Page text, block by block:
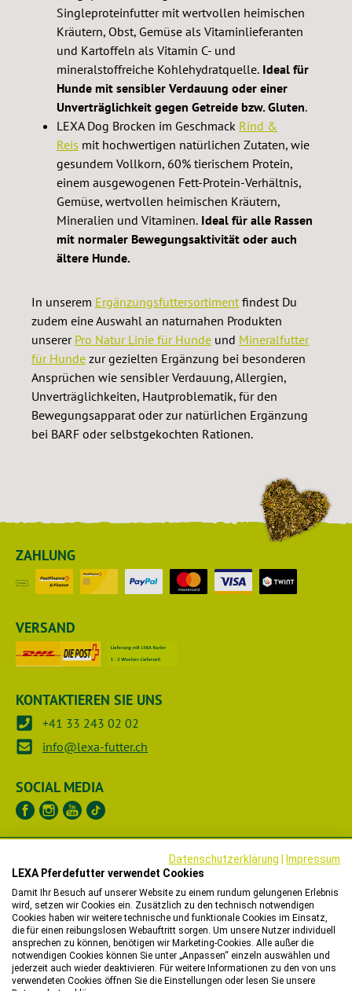
Singleproteinfutter mit wertvollen heimischen
Kräutern, Obst, Gemüse als Vitaminlieferanten
und Kartoffeln als Vitamin C- und
mineralstoffreiche Kohlehydratquelle. Ideal für
Hunde mit sensibler Verdauung oder einer
Unverträglichkeit gegen Getreide bzw. Gluten.
LEXA Dog Brocken im Geschmack Rind &
Reis mit hochwertigen natürlichen Zutaten, wie
gesundem Vollkorn, 60% tierischem Protein,
einem ausgewogenen Fett-Protein-Verhältnis,
Gemüse, wertvollen heimischen Kräutern,
Mineralien und Vitaminen. Ideal für alle Rassen
mit normaler Bewegungsaktivität oder auch
ältere Hunde.
In unserem Ergänzungsfuttersortimentfindest Du
zudem eine Auswahl an naturnahen Produkten
unserer Pro Natur Linie für Hunde und Mineralfutter
für Hunde zur gezielten Ergänzung bei besonderen
Ansprüchen wie sensibler Verdauung, Allergien,
Unverträglichkeiten, Hautproblematik, für den
Bewegungsapparat oder zur natürlichen Ergänzung
bei BARF oder selbstgekochten Rationen.
ZAHLUNG
VERSAND
KONTAKTIEREN SIE UNS
+41 33 243 02 02
info@lexa-futter.ch
SOCIAL MEDIA
RECHTLICHES
HÄNDLER
WIR HELFEN IHNEN
Datenschutzerklärung
Impressum
LEXA Pferdefutter verwendet Cookies
Damit Ihr Besuch auf unserer Website zu einem rundum gelungenen Erlebnis
wird, setzen wir Cookies ein. Zusätzlich zu den technisch notwendigen
Cookies haben wir weitere technische und funktionale Cookies im Einsatz,
die für einen reibungslosen Webauftritt sorgen. Um unsere Nutzer individuell
ansprechen zu können, benötigen wir Marketing-Cookies. Alle außer die
notwendigen Cookies können Sie unter „Anpassen“ einzeln auswählen und
jederzeit auch wieder deaktivieren. Für weitere Informationen zu den von uns
verwendeten Cookies öffnen Sie die Einstellungen oder lesen Sie unsere